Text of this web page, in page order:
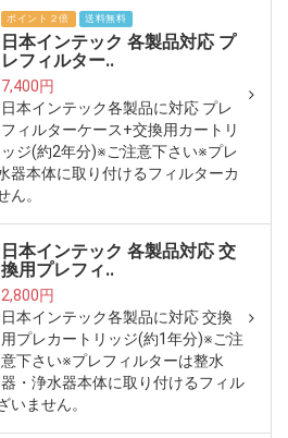
ポイント２倍 送料無料
日本インテック 各製品対応 プ
レフィルター..
7,400円
日本インテック各製品に対応 プレ
フィルターケース+交換用カートリ
ッジ(約2年分)※ご注意下さい※プレ
器本体に取り付けるフィルターカ
ん。
日本インテック 各製品対応 交
換用プレフィ..
2,800円
日本インテック各製品に対応 交換
用プレカートリッジ(約1年分)※ご注
意下さい※プレフィルターは整水
器・浄水器本体に取り付けるフィル
いません。